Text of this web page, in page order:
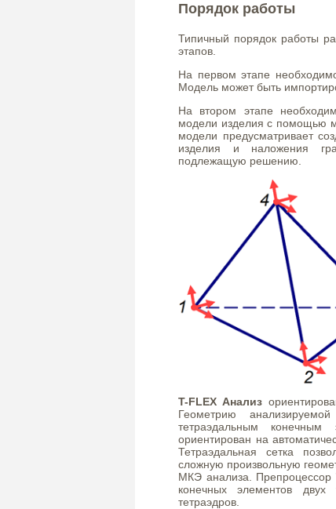
Порядок работы
Типичный порядок работы
этапов.
На первом этапе
Модель может быть
На втором этапе
модели изделия с помощью
модели предусматривает
изделия и наложения
подлежащую решению.
T-FLEX Анализ
Геометрию
тетраэдальным
ориентирован на
Тетраэдальная сетка
сложную произвольную
МКЭ анализа. Препроцессор
конечных элементов двух
тетраэдров.